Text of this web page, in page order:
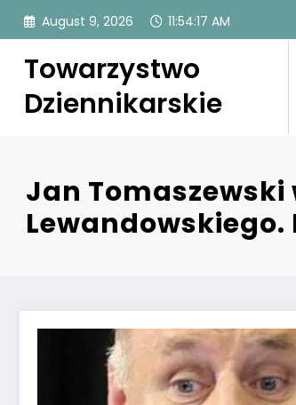
Skip
content
August 9, 2026 11:54:17 AM
Towarzystwo
Dziennikarskie
Jan